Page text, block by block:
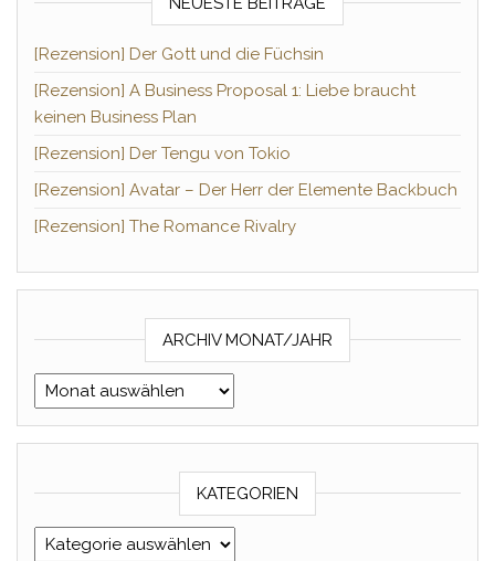
[Rezension] Der Gott und die Füchsin
[Rezension] A Business Proposal 1: Liebe braucht
keinen Business Plan
[Rezension] Der Tengu von Tokio
[Rezension] Avatar – Der Herr der Elemente Backbuch
[Rezension] The Romance Rivalry
ARCHIV MONAT/JAHR
Archiv Monat/Jahr
KATEGORIEN
Kategorien